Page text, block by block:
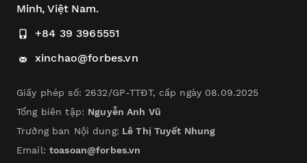
Minh, Việt Nam.
+84 39 3965551
xinchao@forbes.vn
Giấy phép số: 2632/GP-TTĐT, cấp ngày 08.09.2025
Tổng biên tập: Nguyễn Anh Vũ
Trưởng ban Nội dung: Lê Thị Tuyết Nhung
Email: toasoan@forbes.vn